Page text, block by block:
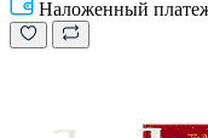
Наложенный